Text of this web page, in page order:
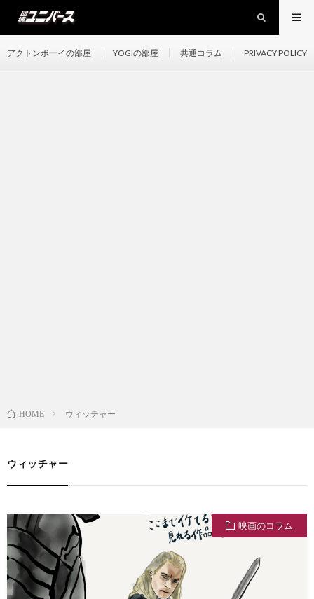
アクトンボーイの部屋 YOGIの部屋 共通コラム PRIVACY POLICY
HOME ウィッチャー
ウィッチャー
映画のコラム